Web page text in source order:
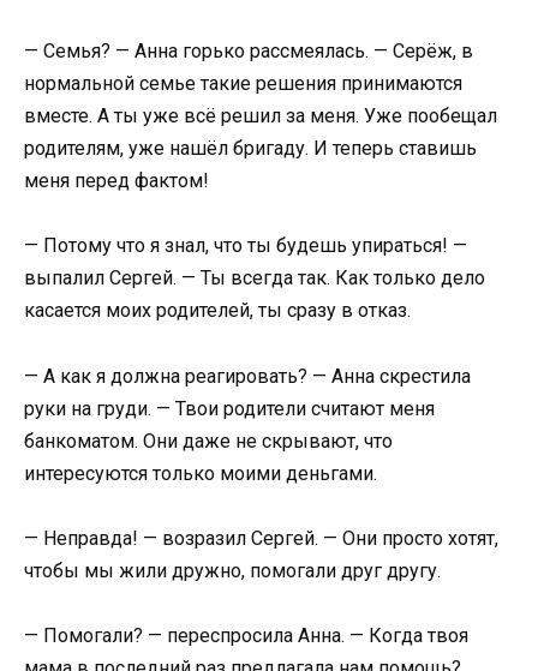
— Семья? — Анна горько рассмеялась. — Серёж, в
нормальной семье такие решения принимаются
вместе. А ты уже всё решил за меня. Уже пообещал
родителям, уже нашёл бригаду. И теперь ставишь
меня перед фактом!
— Потому что я знал, что ты будешь упираться! —
выпалил Сергей. — Ты всегда так. Как только дело
касается моих родителей, ты сразу в отказ.
— А как я должна реагировать? — Анна скрестила
руки на груди. — Твои родители считают меня
банкоматом. Они даже не скрывают, что
интересуются только моими деньгами.
— Неправда! — возразил Сергей. — Они просто хотят,
чтобы мы жили дружно, помогали друг другу.
— Помогали? — переспросила Анна. — Когда твоя